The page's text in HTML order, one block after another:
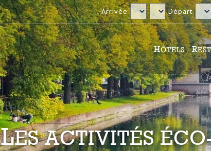
Arrivée Départ
HÔTELS
LES ACTIVITÉS